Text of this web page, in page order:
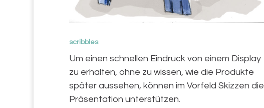
scribbles
Um einen schnellen Eindruck von einem Display
zu erhalten, ohne zu wissen, wie die Produkte
später aussehen, können im Vorfeld Skizzen die
Präsentation unterstützen.